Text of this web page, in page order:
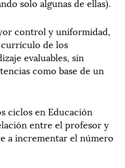
solo algunas de ellas).
control y uniformidad,
de los
evaluables, sin
como base de un
ciclos en Educación
entre el profesor y
a incrementar el número